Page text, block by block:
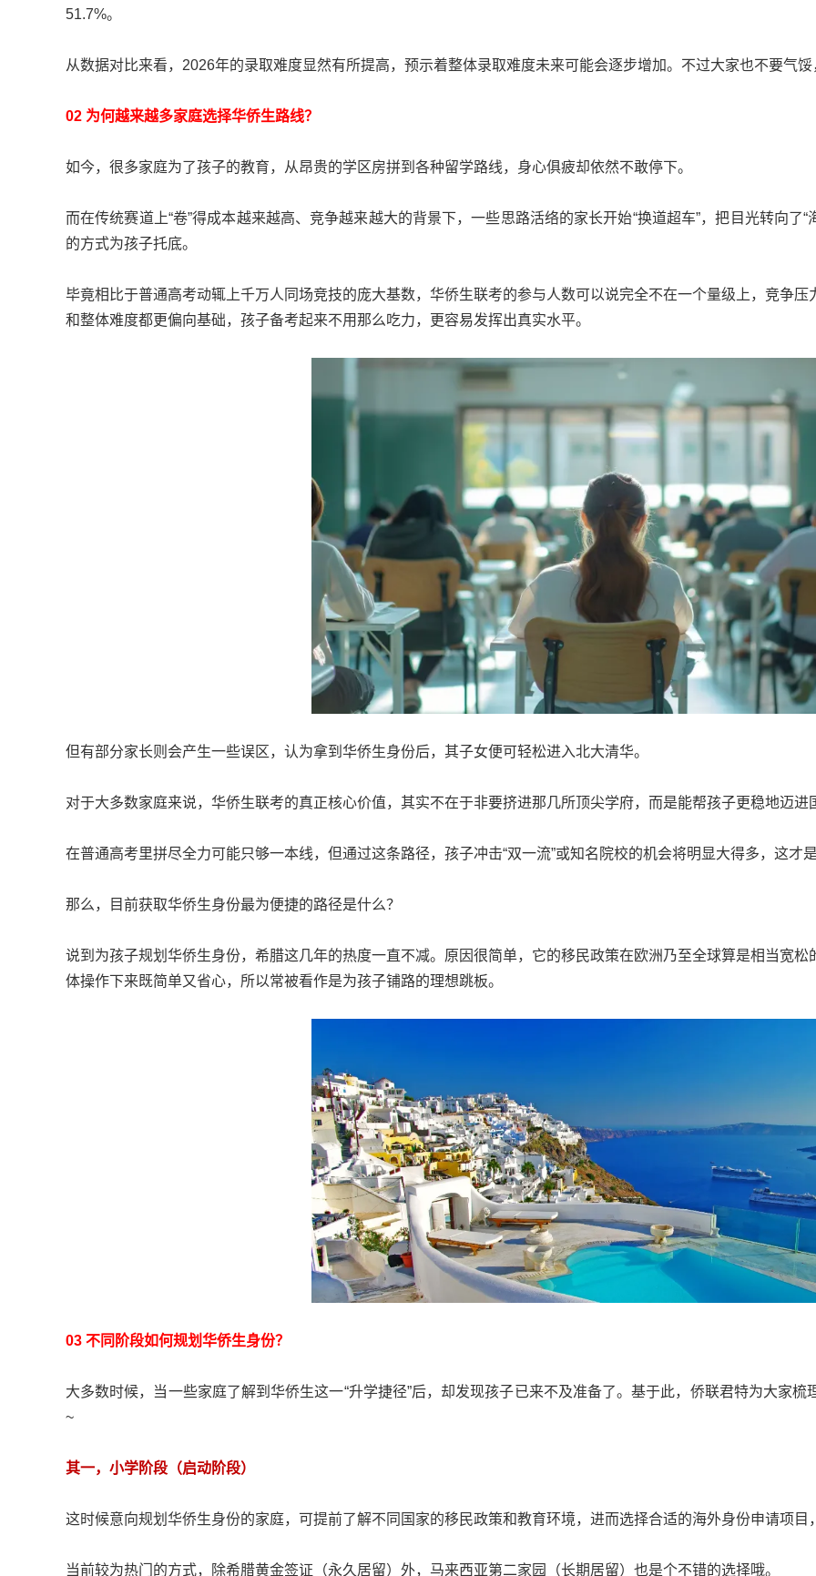
51.7%。
从数据对比来看，2026年的录取难度显然有所提高，预示着整体录取难度未来可能会逐步增加。不过大家也不要气
02 为何越来越多家庭选择华侨生路线？
如今，很多家庭为了孩子的教育，从昂贵的学区房拼到各种留学路线，身心俱疲却依然不敢停下。
而在传统赛道上“卷”得成本越来越高、竞争越来越大的背景下，一些思路活络的家长开始“换道超车”，把目光转向了
的方式为孩子托底。
毕竟相比于普通高考动辄上千万人同场竞技的庞大基数，华侨生联考的参与人数可以说完全不在一个量级上，竞争
和整体难度都更偏向基础，孩子备考起来不用那么吃力，更容易发挥出真实水平。
但有部分家长则会产生一些误区，认为拿到华侨生身份后，其子女便可轻松进入北大清华。
对于大多数家庭来说，华侨生联考的真正核心价值，其实不在于非要挤进那几所顶尖学府，而是能帮孩子更稳地迈进
在普通高考里拼尽全力可能只够一本线，但通过这条路径，孩子冲击“双一流”或知名院校的机会将明显大得多，这才
那么，目前获取华侨生身份最为便捷的路径是什么？
说到为孩子规划华侨生身份，希腊这几年的热度一直不减。原因很简单，它的移民政策在欧洲乃至全球算是相当宽
体操作下来既简单又省心，所以常被看作是为孩子铺路的理想跳板。
03 不同阶段如何规划华侨生身份？
大多数时候，当一些家庭了解到华侨生这一“升学捷径”后，却发现孩子已来不及准备了。基于此，侨联君特为大家
~
其一，小学阶段（启动阶段）
这时候意向规划华侨生身份的家庭，可提前了解不同国家的移民政策和教育环境，进而选择合适的海外身份申请项目
当前较为热门的方式，除希腊黄金签证（永久居留）外，马来西亚第二家园（长期居留）也是个不错的选择哦。